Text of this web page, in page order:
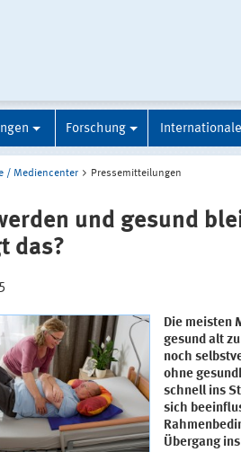
Forschung
/ Mediencenter Pressemitteilungen
und gesund
das?
Die meisten
gesund alt
noch
ohne
schnell ins
sich
Übergang